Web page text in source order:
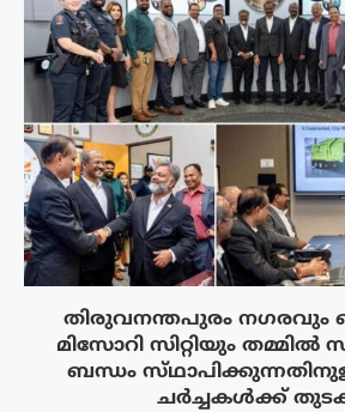
തിരുവനന്തപുരം നഗരവും
മിസോറി സിറ്റിയും
ബന്ധം
ചർച്ചകൾക്ക്